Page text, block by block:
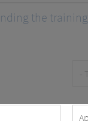
the training